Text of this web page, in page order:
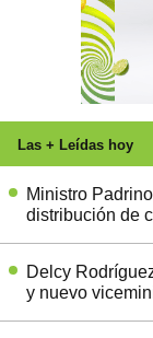
Las + Leídas hoy
Ministro
distribución de
Delcy
y nuevo